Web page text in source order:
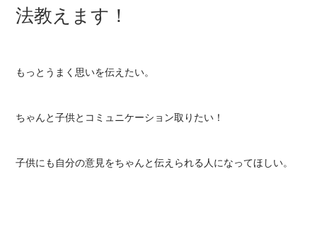
法教えます！
もっとうまく思いを伝えたい。
ちゃんと子供とコミュニケーション取りたい！
子供にも自分の意見をちゃんと伝えられる人になってほしい。